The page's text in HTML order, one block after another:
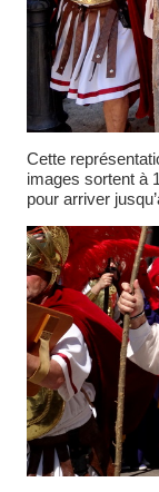
Cette
images sortent à
pour arriver